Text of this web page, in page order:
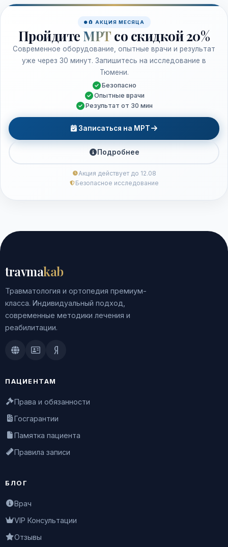
🧲 АКЦИЯ МЕСЯЦА
Пройдите МРТ со скидкой 20%
Современное оборудование, опытные врачи и результат
уже через 30 минут. Запишитесь на исследование в
Тюмени.
Безопасно
Опытные врачи
Результат от 30 мин
Записаться на МРТ
Подробнее
Акция действует до 12.08
Безопасное исследование
travmakab
Травматология и ортопедия премиум-
класса. Индивидуальный подход,
современные методики лечения и
реабилитации.
Doctu.ruПроДокторов
Яндекс.Здоровье
ПАЦИЕНТАМ
Права и обязанности
Госгарантии
Памятка пациента
Правила записи
БЛОГ
Врач
VIP Консультации
Отзывы